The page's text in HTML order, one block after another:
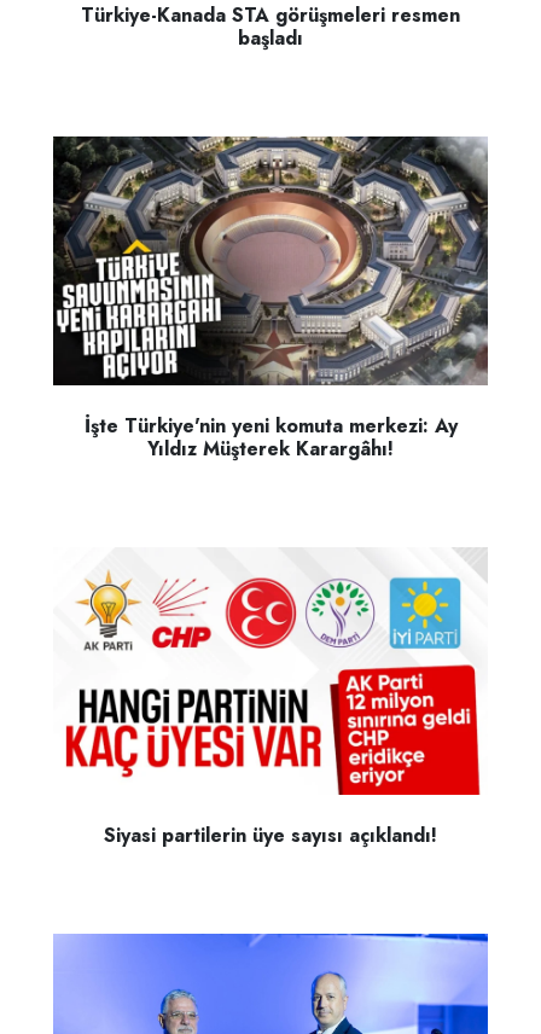
Türkiye-Kanada STA görüşmeleri resmen
başladı
İşte Türkiye'nin yeni komuta merkezi: Ay
Yıldız Müşterek Karargâhı!
Siyasi partilerin üye sayısı açıklandı!